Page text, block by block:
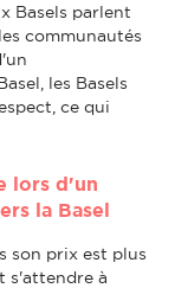
Basels parlent
communautés
les Basels
ce qui
lors d'un
la Basel
son prix est plus
s'attendre à